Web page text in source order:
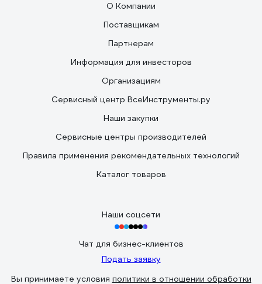
О Компании
Поставщикам
Партнерам
Информация для инвесторов
Организациям
Сервисный центр ВсеИнструменты.ру
Наши закупки
Сервисные центры производителей
Правила применения рекомендательных технологий
Каталог товаров
Наши соцсети
Чат для бизнес-клиентов
Подать заявку
Вы принимаете условия политики в отношении обработки